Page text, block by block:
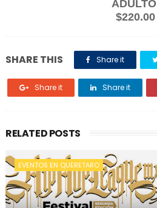
ADULTO
$220.00
SHARE THIS Share it
Share it Share it
RELATED POSTS
EVENTOS EN QUERETARO